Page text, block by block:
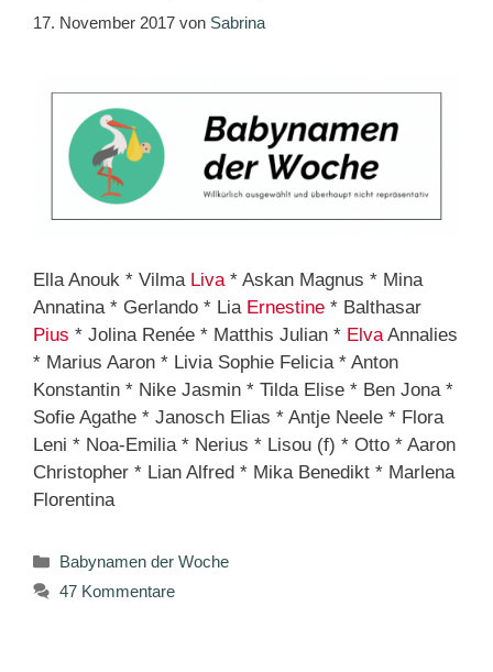
17. November 2017 von Sabrina
Ella Anouk * Vilma Liva * Askan Magnus * Mina
Annatina * Gerlando * Lia Ernestine * Balthasar
Pius * Jolina Renée * Matthis Julian * Elva Annalies
* Marius Aaron * Livia Sophie Felicia * Anton
Konstantin * Nike Jasmin * Tilda Elise * Ben Jona *
Sofie Agathe * Janosch Elias * Antje Neele * Flora
Leni * Noa-Emilia * Nerius * Lisou (f) * Otto * Aaron
Christopher * Lian Alfred * Mika Benedikt * Marlena
Florentina
Kategorien
Babynamen der Woche
47 Kommentare